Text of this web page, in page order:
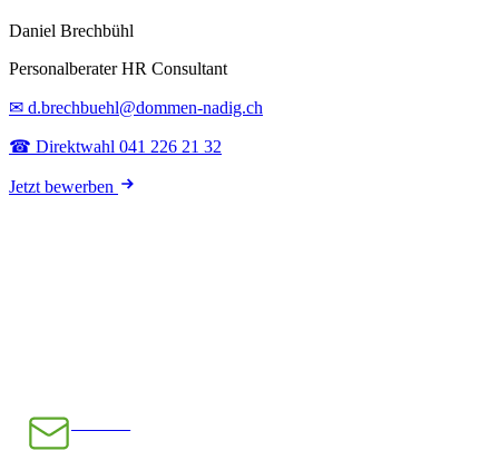
Daniel Brechbühl
Personalberater HR Consultant
✉ d.brechbuehl@dommen-nadig.ch
☎ Direktwahl 041 226 21 32
Jetzt bewerben